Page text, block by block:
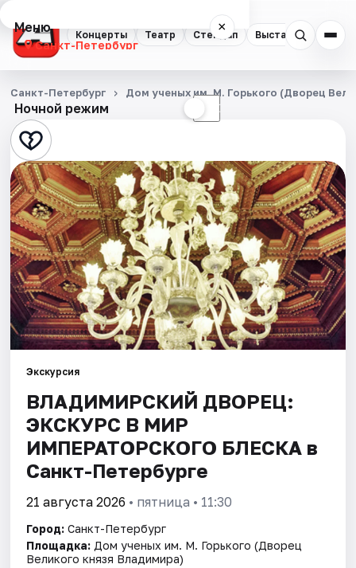
Концерты Театр Стендап Выставки
Меню ×
Санкт-Петербург
Концерты
Театр
Стендап
Выставки
Квесты
Экскурсии
Спорт
События
Города
Площадки
Артисты
Рейтинги
Ночной режим ☾
Санкт-Петербург Дом ученых им. М. Горького (Дворец
Экскурсия
ВЛАДИМИРСКИЙ ДВОРЕЦ:
ЭКСКУРС В МИР
ИМПЕРАТОРСКОГО БЛЕСКА в
Санкт-Петербурге
21 августа 2026 • пятница • 11:30
Город: Санкт-Петербург
Площадка: Дом ученых им. М. Горького (Дворец
Великого князя Владимира)